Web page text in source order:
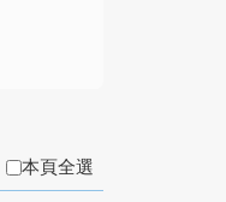
本頁全選